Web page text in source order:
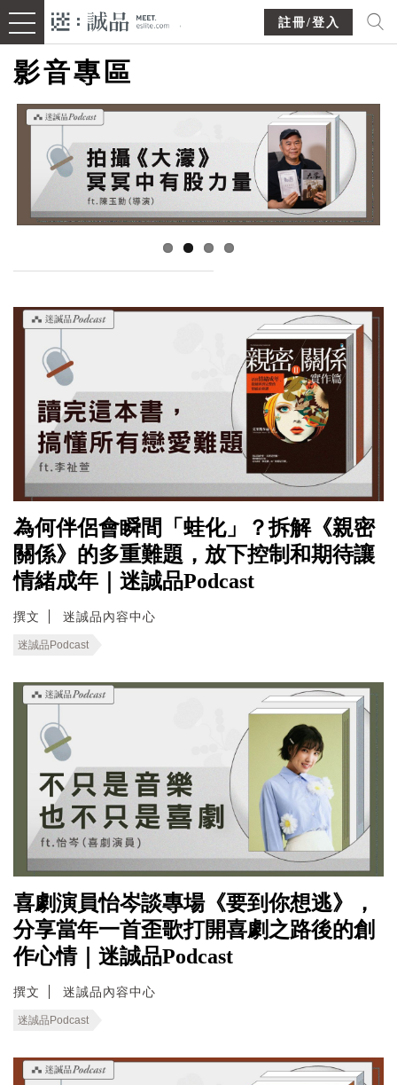
註冊/登入
影音專區
為何伴侶會瞬間「蛙化」？拆解《親密
關係》的多重難題，放下控制和期待讓
情緒成年｜迷誠品Podcast
撰文 迷誠品內容中心
迷誠品Podcast
喜劇演員怡岑談專場《要到你想逃》，
分享當年一首歪歌打開喜劇之路後的創
作心情｜迷誠品Podcast
撰文 迷誠品內容中心
迷誠品Podcast